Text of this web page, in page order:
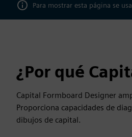
Para mostrar esta página se
¿Por qué
Capital Formboard Designer
Proporciona capacidades de
dibujos de capital.